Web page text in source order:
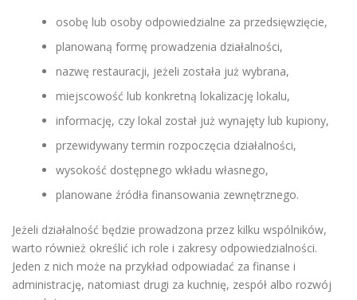
osobę lub osoby odpowiedzialne za przedsięwzięcie,
planowaną formę prowadzenia działalności,
nazwę restauracji, jeżeli została już wybrana,
miejscowość lub konkretną lokalizację lokalu,
informację, czy lokal został już wynajęty lub kupiony,
przewidywany termin rozpoczęcia działalności,
wysokość dostępnego wkładu własnego,
planowane źródła finansowania zewnętrznego.
Jeżeli działalność będzie prowadzona przez kilku wspólników,
warto również określić ich role i zakresy odpowiedzialności.
Jeden z nich może na przykład odpowiadać za finanse i
administrację, natomiast drugi za kuchnię, zespół albo rozwój